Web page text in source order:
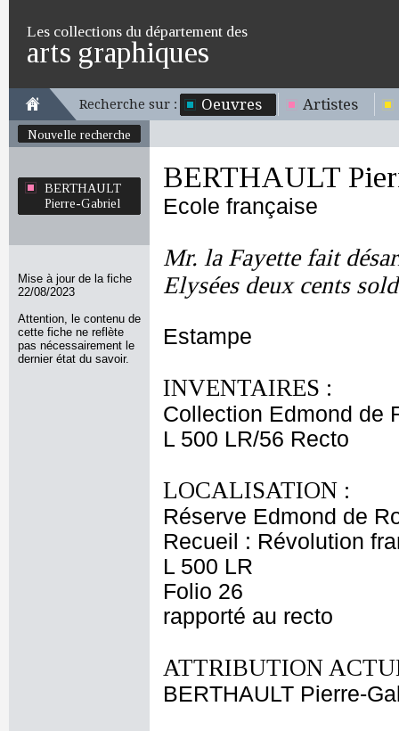
Les collections du département des
arts graphiques
Recherche sur : Oeuvres Artistes
Nouvelle recherche
BERTHAULT
Pierre-Gabriel
Mise à jour de la fiche
22/08/2023
Attention, le contenu de
cette fiche ne reflète
pas nécessairement le
dernier état du savoir.
BERTHAULT
Ecole française
Mr. la Fayette fait
Elysées deux cents
Estampe
INVENTAIRES :
Collection Edmond de
L 500 LR/56 Recto
LOCALISATION :
Réserve Edmond de
Recueil : Révolution
L 500 LR
Folio 26
rapporté au recto
ATTRIBUTION
BERTHAULT Pierre-